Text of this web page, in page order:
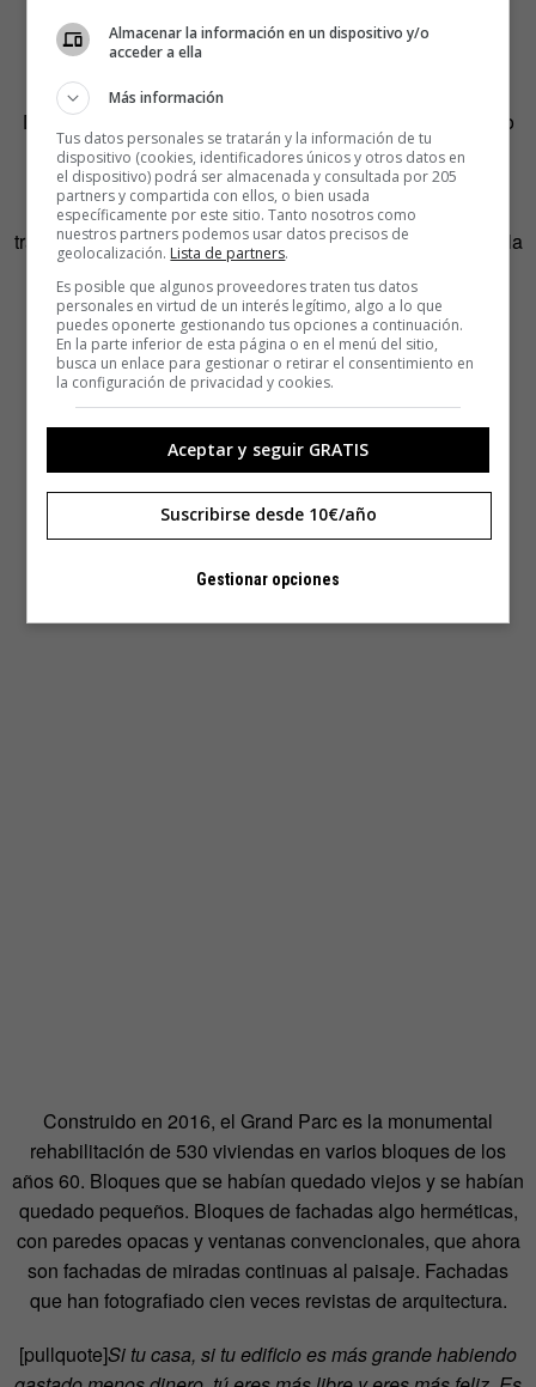
funcionales. 5.000 metros cuadrados totalmente útiles y
Después del éxito de la rehabilitación del Palais de Tokyo
llegarían las mejores de Lacaton y Vassal. Las más
extremas. Las más posicionadas socialmente. Las que
toman viejos edificios que ya no daban más de sí y los
transforman en lugares para habitar. Quizá la mejor, quizá la
que sirve de compendio a su arquitectura coherente y
comprometida, es elGrand Parc de Burdeos.
Construido en 2016, el Grand Parc es la monumental
rehabilitación de 530 viviendas en varios bloques de los
años 60. Bloques que se habían quedado viejos y se habían
quedado pequeños. Bloques de fachadas algo herméticas,
con paredes opacas y ventanas convencionales, que ahora
son fachadas de miradas continuas al paisaje. Fachadas
que han fotografiado cien veces revistas de arquitectura.
[pullquote]Si tu casa, si tu edificio es más grande habiendo
Almacenar la información en un dispositivo y/o
acceder a ella
Más información
Tus datos personales se tratarán y la información de tu
dispositivo (cookies, identificadores únicos y otros datos en
el dispositivo) podrá ser almacenada y consultada por 205
partners y compartida con ellos, o bien usada
específicamente por este sitio. Tanto nosotros como
nuestros partners podemos usar datos precisos de
geolocalización. Lista de partners.
Es posible que algunos proveedores traten tus datos
personales en virtud de un interés legítimo, algo a lo que
puedes oponerte gestionando tus opciones a continuación.
En la parte inferior de esta página o en el menú del sitio,
busca un enlace para gestionar o retirar el consentimiento en
la configuración de privacidad y cookies.
Aceptar y seguir GRATIS
Suscribirse desde 10€/año
Gestionar opciones